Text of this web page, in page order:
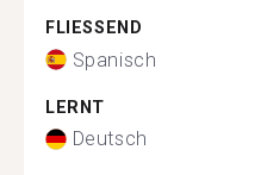
FLIESSEND
Spanisch
LERNT
Deutsch